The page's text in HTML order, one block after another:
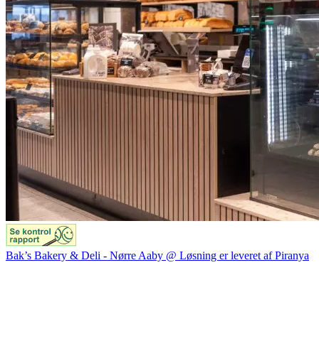
Bak’s Bakery & Deli - Nørre Aaby @ Løsning er leveret af Piranya